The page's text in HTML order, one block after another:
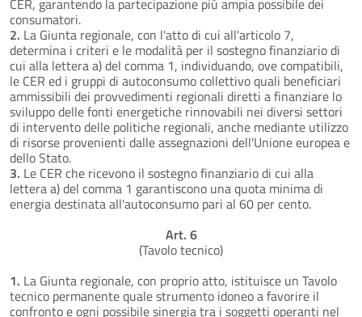
consumatori.
2. La Giunta regionale, con l'atto di cui all'articolo 7,
determina i criteri e le modalità per il sostegno finanziario di
cui alla lettera a) del comma 1, individuando, ove compatibili,
le CER ed i gruppi di autoconsumo collettivo quali beneficiari
ammissibili dei provvedimenti regionali diretti a finanziare lo
sviluppo delle fonti energetiche rinnovabili nei diversi settori
di intervento delle politiche regionali, anche mediante utilizzo
di risorse provenienti dalle assegnazioni dell'Unione europea e
dello Stato.
3. Le CER che ricevono il sostegno finanziario di cui alla
lettera a) del comma 1 garantiscono una quota minima di
energia destinata all'autoconsumo pari al 60 per cento.
Art. 6
(Tavolo tecnico)
1. La Giunta regionale, con proprio atto, istituisce un Tavolo
tecnico permanente quale strumento idoneo a favorire il
confronto e ogni possibile sinergia tra i soggetti operanti nel